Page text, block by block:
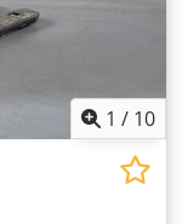
1 / 10